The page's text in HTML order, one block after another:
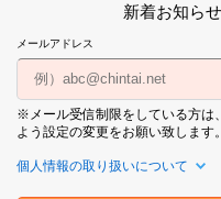
新着お知ら
メールアドレス
※メール受信制限をしている方は
よう設定の変更をお願い致します。
個人情報の取り扱いについて